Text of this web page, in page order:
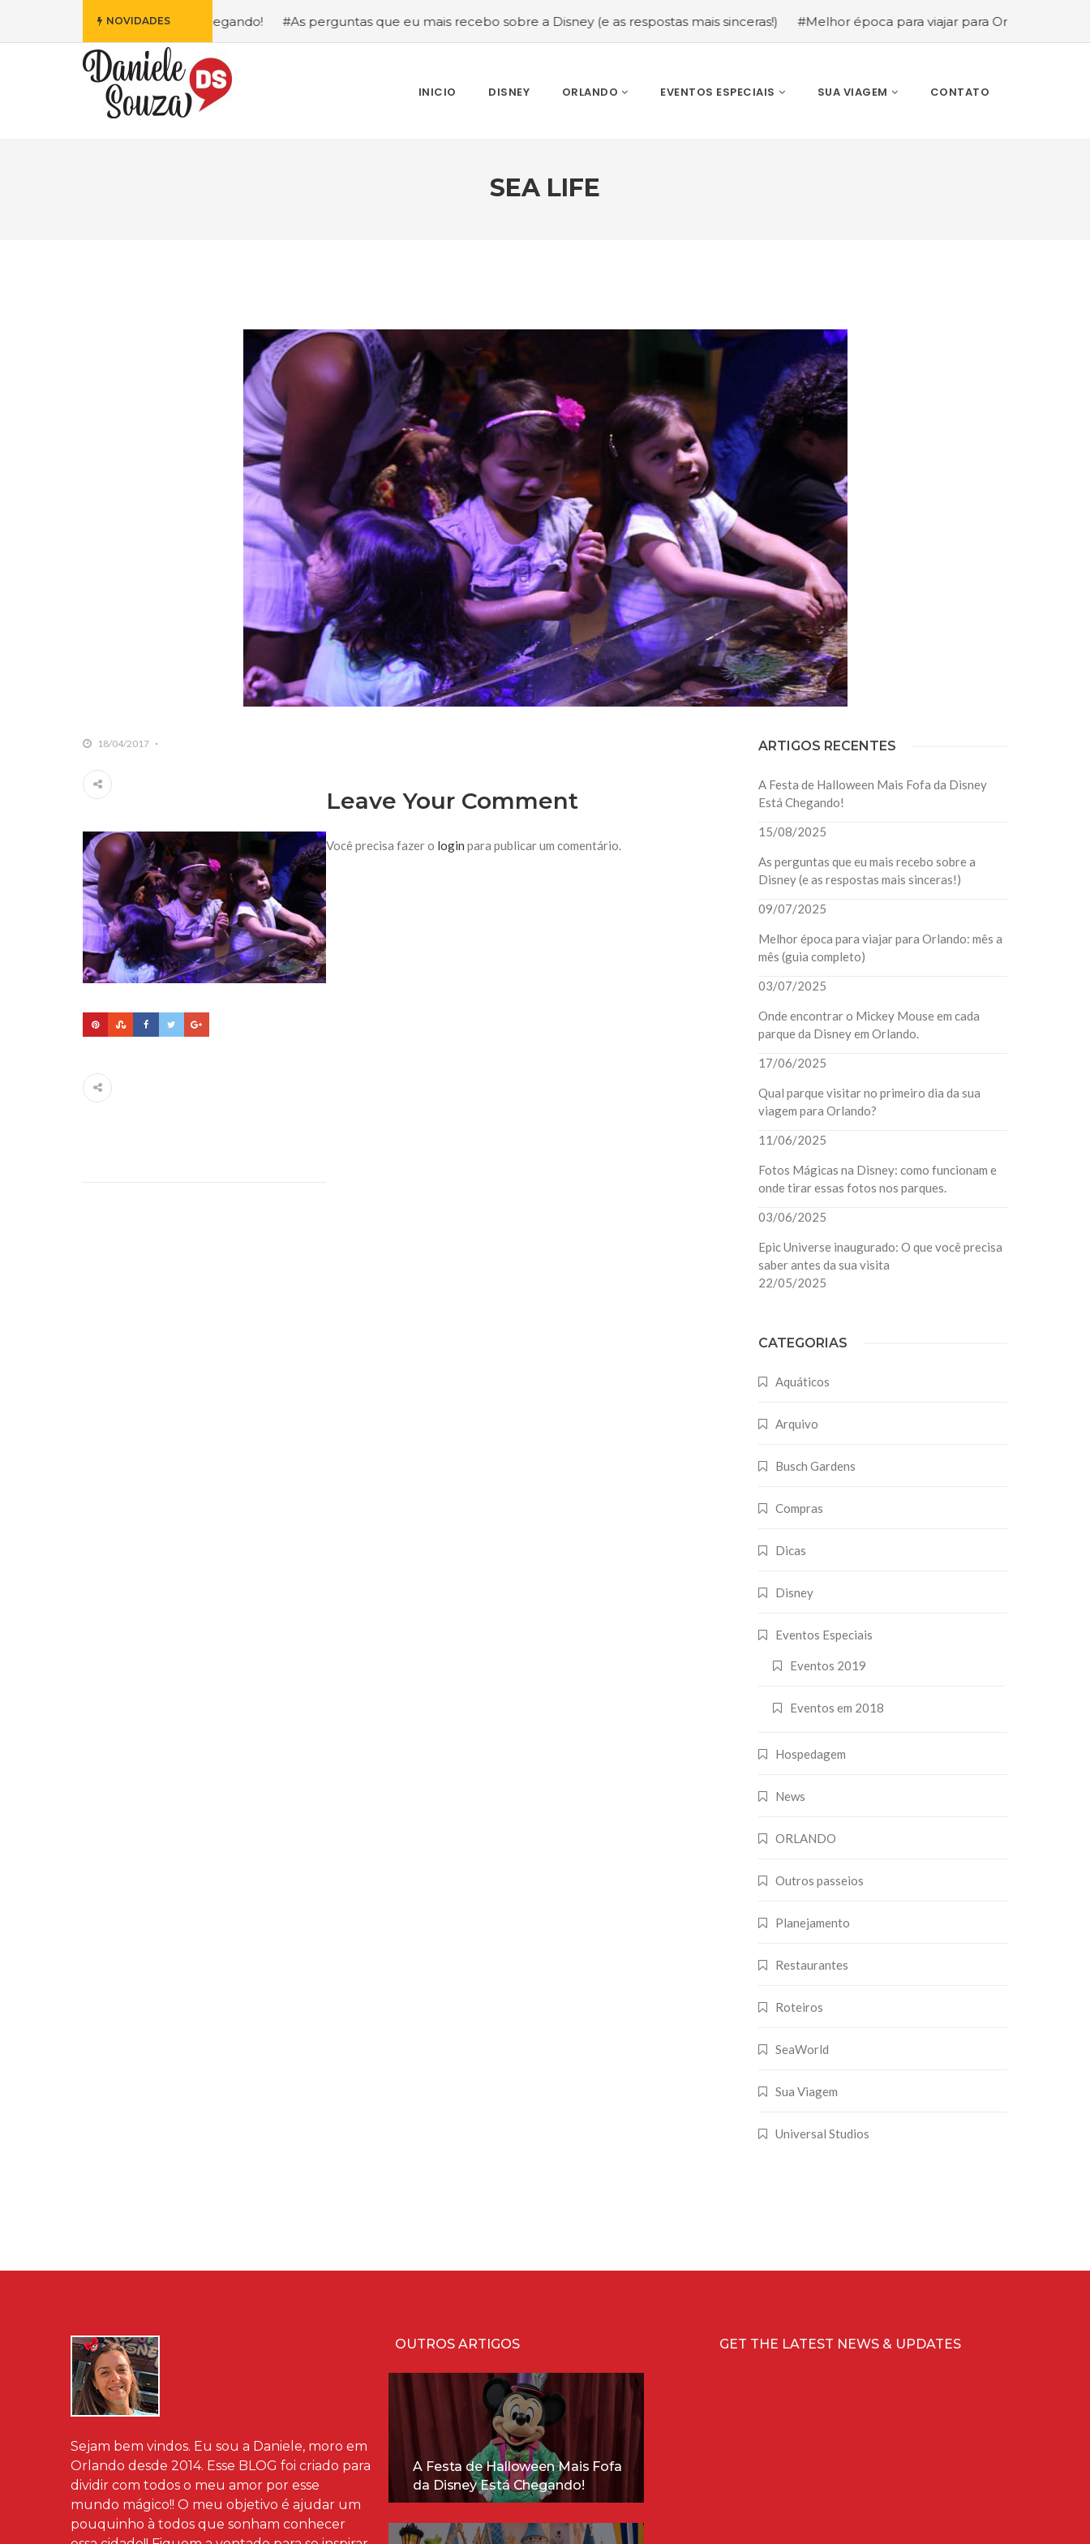
NOVIDADES
da Disney Está Chegando! #As perguntas que eu mais recebo sobre a Disney (e as respostas mais sinceras!) #Melhor época para viajar para Orlando: mês a mês (guia
INICIO DISNEY ORLANDO EVENTOS ESPECIAIS SUA VIAGEM CONTATO
SEA LIFE
18/04/2017
Leave Your Comment
Você precisa fazer o login para publicar um comentário.
ARTIGOS RECENTES
A Festa de Halloween Mais Fofa da Disney
Está Chegando!
15/08/2025
As perguntas que eu mais recebo sobre a
Disney (e as respostas mais sinceras!)
09/07/2025
Melhor época para viajar para Orlando: mês a
mês (guia completo)
03/07/2025
Onde encontrar o Mickey Mouse em cada
parque da Disney em Orlando.
17/06/2025
Qual parque visitar no primeiro dia da sua
viagem para Orlando?
11/06/2025
Fotos Mágicas na Disney: como funcionam e
onde tirar essas fotos nos parques.
03/06/2025
Epic Universe inaugurado: O que você precisa
saber antes da sua visita
22/05/2025
CATEGORIAS
Aquáticos
Arquivo
Busch Gardens
Compras
Dicas
Disney
Eventos Especiais
Eventos 2019
Eventos em 2018
Hospedagem
News
ORLANDO
Outros passeios
Planejamento
Restaurantes
Roteiros
SeaWorld
Sua Viagem
Universal Studios
Sejam bem vindos. Eu sou a Daniele, moro em
Orlando desde 2014. Esse BLOG foi criado para
dividir com todos o meu amor por esse
mundo mágico!! O meu objetivo é ajudar um
pouquinho à todos que sonham conhecer
OUTROS ARTIGOS
A Festa de Halloween Mais Fofa
da Disney Está Chegando!
GET THE LATEST NEWS & UPDATES